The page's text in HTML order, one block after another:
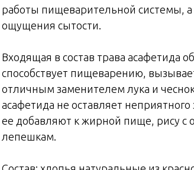
работы пищеварительной системы, а
ощущения сытости.
Входящая в состав трава асафетида
способствует пищеварению,
отличным заменителем лука и
асафетида не оставляет неприятного
ее добавляют к жирной пище, рису с
лепешкам.